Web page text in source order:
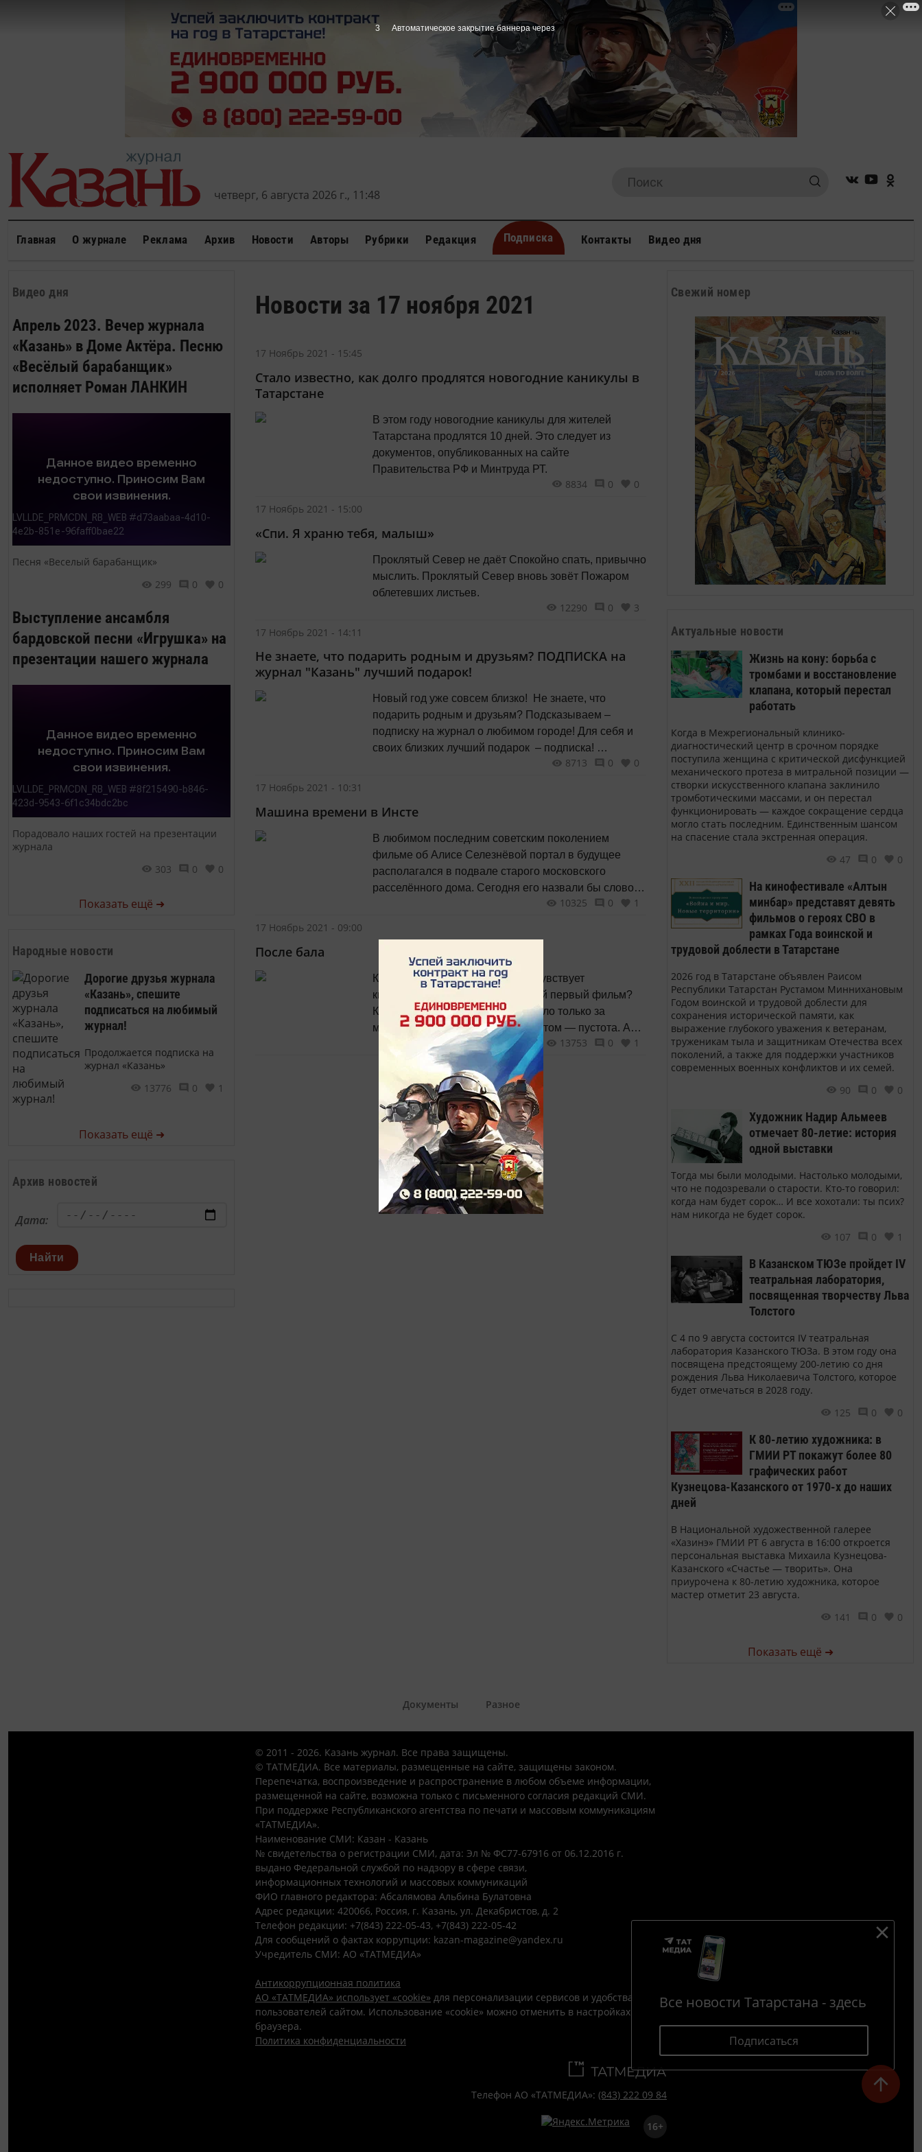
четверг, 6 августа 2026 г., 11:48
Главная О журнале Реклама Архив Новости Авторы Рубрики Редакция Подписка Контакты Видео дня
Видео дня
Апрель 2023. Вечер журнала
«Казань» в Доме Актёра. Песню
«Весёлый барабанщик»
исполняет Роман ЛАНКИН
Песня «Веселый барабанщик»
299
0 0
Выступление ансамбля
бардовской песни «Игрушка» на
презентации нашего журнала
Порадовало наших гостей на презентации
журнала
303
0 0
Показать ещё ➜
Народные новости
Дорогие друзья журнала
«Казань», спешите
подписаться на любимый
журнал!
Продолжается подписка на
журнал «Казань»
13776
0 1
Показать ещё ➜
Архив новостей
Дата:
Найти
Новости за 17 ноября 2021
17 Ноябрь 2021 - 15:45
Стало известно, как долго продлятся новогодние каникулы в
Татарстане
В этом году новогодние каникулы для жителей
Татарстана продлятся 10 дней. Это следует из
документов, опубликованных на сайте
Правительства РФ и Минтруда РТ.
8834 0
0
17 Ноябрь 2021 - 15:00
«Спи. Я храню тебя, малыш»
Проклятый Север не даёт Спокойно спать, привычно
мыслить. Проклятый Север вновь зовёт Пожаром
облетевших листьев.
12290 0
3
17 Ноябрь 2021 - 14:11
Не знаете, что подарить родным и друзьям? ПОДПИСКА на
журнал "Казань" лучший подарок!
Новый год уже совсем близко! Не знаете, что
подарить родным и друзьям? Подсказываем –
подписку на журнал о любимом городе! Для себя и
своих близких лучший подарок – подписка!
Периодичность выхода журнала — 1 раз в месяц.
8713 0
0
17 Ноябрь 2021 - 10:31
Машина времени в Инсте
В любимом последним советским поколением
фильме об Алисе Селезнёвой портал в будущее
располагался в подвале старого московского
расселённого дома. Сегодня его назвали бы словом
«заброшка». Не оттуда ли — из нашего общего
популярное сегодня среди людей уже среднего
О своей деятельности рассказывают казанские
блогеры, показывающие подписчикам уходящую
натуру эпохи социализма.
10325 0
1
17 Ноябрь 2021 - 09:00
После бала
Кого-то вообще интересует, что чувствует
кинорежиссёр, выпустивший свой первый фильм?
Когда сбываются мечты, это весело только за
мгновение до «сбычи мечт». А потом — пустота. А
потом и вовсе грустно. И нет такого
сногсшибательного кайфа, о котором грезилось в
самом начале пути. Потому что ты привыкаешь.
13753 0 1
Свежий номер
Актуальные новости
Жизнь на кону: борьба с
тромбами и восстановление
клапана, который перестал
работать
Когда в Межрегиональный клинико-
диагностический центр в срочном порядке
поступила женщина с критической дисфункцией
механического протеза в митральной позиции —
створки искусственного клапана заклинило
тромботическими массами, и он перестал
функционировать — каждое сокращение сердца
могло стать последним. Единственным шансом
на спасение стала экстренная операция.
47
0 0
На кинофестивале «Алтын
минбар» представят девять
фильмов о героях СВО в
рамках Года воинской и
трудовой доблести в Татарстане
2026 год в Татарстане объявлен Раисом
Республики Татарстан Рустамом Миннихановым
Годом воинской и трудовой доблести для
сохранения исторической памяти, как
выражение глубокого уважения к ветеранам,
труженикам тыла и защитникам Отечества всех
поколений, а также для поддержки участников
современных военных конфликтов и их семей.
90
0 0
Художник Надир Альмеев
отмечает 80-летие: история
одной выставки
Тогда мы были молодыми. Настолько молодыми,
что не подозревали о старости. Кто-то говорил:
когда нам будет сорок… И все хохотали: ты псих?
нам никогда не будет сорок.
107
0 1
В Казанском ТЮЗе пройдет IV
театральная лаборатория,
посвященная творчеству Льва
Толстого
С 4 по 9 августа состоится IV театральная
лаборатория Казанского ТЮЗа. В этом году она
посвящена предстоящему 200-летию со дня
рождения Льва Николаевича Толстого, которое
будет отмечаться в 2028 году.
125
0 0
К 80-летию художника: в
ГМИИ РТ покажут более 80
графических работ
Кузнецова-Казанского от 1970-х до наших
дней
В Национальной художественной галерее
«Хазинэ» ГМИИ РТ 6 августа в 16:00 откроется
персональная выставка Михаила Кузнецова-
Казанского «Счастье — творить». Она
приурочена к 80-летию художника, которое
мастер отметит 23 августа.
141
0 0
Показать ещё ➜
Все новости Татарстана - здесь
Подписаться
Документы Разное
© 2011 - 2026. Казань журнал. Все права защищены.
© ТАТМЕДИА. Все материалы, размещенные на сайте, защищены законом.
Перепечатка, воспроизведение и распространение в любом объеме информации,
размещенной на сайте, возможна только с письменного согласия редакций СМИ.
При поддержке Республиканского агентства по печати и массовым коммуникациям
«ТАТМЕДИА».
Наименование СМИ: Казан - Казань
№ свидетельства о регистрации СМИ, дата: Эл № ФС77-67916 от 06.12.2016 г.
выдано Федеральной службой по надзору в сфере связи,
информационных технологий и массовых коммуникаций
ФИО главного редактора: Абсалямова Альбина Булатовна
Адрес редакции: 420066, Россия, г. Казань, ул. Декабристов, д. 2
Телефон редакции: +7(843) 222-05-43, +7(843) 222-05-42
Для сообщений о фактах коррупции: kazan-magazine@yandex.ru
Учредитель СМИ: АО «ТАТМЕДИА»
Антикоррупционная политика
АО «ТАТМЕДИА» использует «cookie» для персонализации сервисов и удобства
пользователей сайтом. Использование «cookie» можно отменить в настройках
браузера.
Политика конфиденциальности
Телефон АО «ТАТМЕДИА»: (843) 222 09 84
16+
3 Автоматическое закрытие баннера через